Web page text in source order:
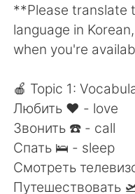
ไทย
Italiano
Português
**Please translate
language in
when you're
🍎 Topic 1:
Любить ❤️ - love
Звонить ☎️ - call
Спать 🛌 - sleep
Смотреть
Путешествовать